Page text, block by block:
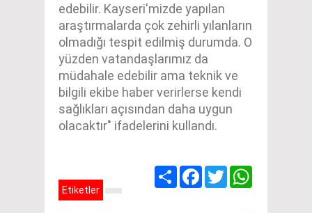
edebilir. Kayseri'mizde yapılan
araştırmalarda çok zehirli yılanların
olmadığı tespit edilmiş durumda. O
yüzden vatandaşlarımız da
müdahale edebilir ama teknik ve
bilgili ekibe haber verirlerse kendi
sağlıkları açısından daha uygun
olacaktır" ifadelerini kullandı.
Share Facebook
Twitter
Etiketler